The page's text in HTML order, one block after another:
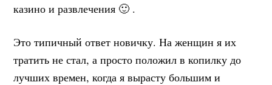
казино и развлечения 🙂 .
Это типичный ответ новичку. На женщин я их
тратить не стал, а просто положил в копилку до
лучших времен, когда я вырасту большим и